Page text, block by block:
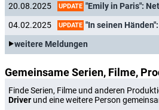
20.08.2025 UPDATE "Emily in Paris": Netflix mit
04.02.2025 UPDATE "In seinen Händen": Trailer stellt
weitere Meldungen
Gemeinsame Serien, Filme,
Finde Serien, Filme und anderen
Driver und eine weitere Person